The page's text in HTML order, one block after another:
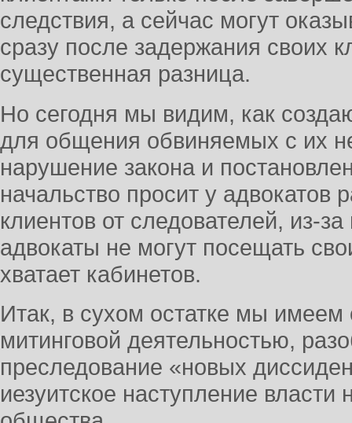
следствия, а сейчас могут
сразу после задержания своих
существенная разница.
Но сегодня мы видим, как
для общения обвиняемых с их
нарушение закона и
начальство просит у
клиентов от следователей, из-
адвокаты не могут посещать
хватает кабинетов.
Итак, в сухом остатке мы
митинговой деятельностью,
преследование «новых
иезуитское наступление власти